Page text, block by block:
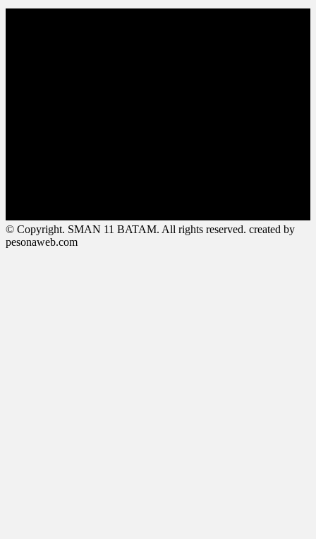
© Copyright. SMAN 11 BATAM. All rights reserved. created by
pesonaweb.com